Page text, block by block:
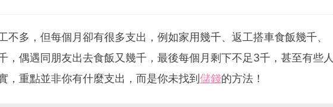
不多，但每個月卻有很多支出，例如家用幾千、返工搭車食飯幾千、
，偶遇同朋友出去食飯又幾千，最後每個月剩下不足3千，甚至有些人
，重點並非你有什麼支出，而是你未找到 儲錢的方法！